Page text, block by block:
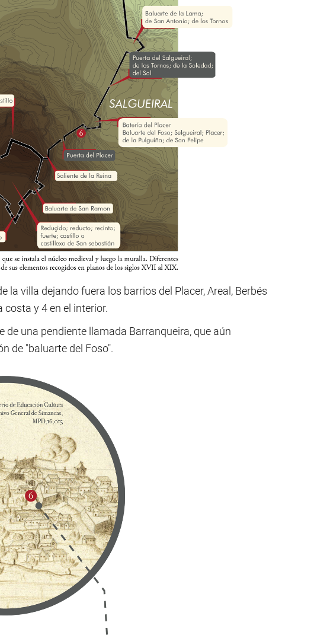
villa dejando fuera los barrios del Placer, Areal, Berbés
costa y 4 en el interior.
de una pendiente llamada Barranqueira, que aún
de "baluarte del Foso".